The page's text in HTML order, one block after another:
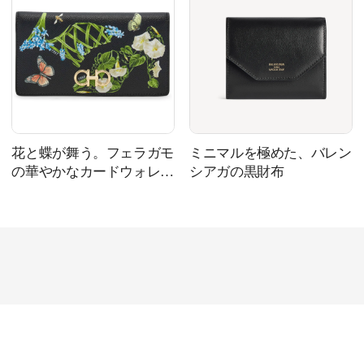
花と蝶が舞う。フェラガモ
の華やかなカードウォレッ
ミニマルを極めた、バレン
シアガの黒財布